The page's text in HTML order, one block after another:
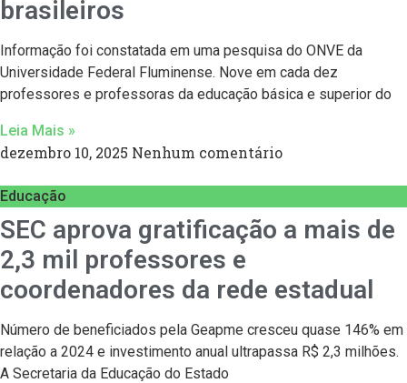
brasileiros
Informação foi constatada em uma pesquisa do ONVE da
Universidade Federal Fluminense. Nove em cada dez
professores e professoras da educação básica e superior do
Leia Mais »
dezembro 10, 2025 Nenhum comentário
Educação
SEC aprova gratificação a mais de
2,3 mil professores e
coordenadores da rede estadual
Número de beneficiados pela Geapme cresceu quase 146% em
relação a 2024 e investimento anual ultrapassa R$ 2,3 milhões.
A Secretaria da Educação do Estado